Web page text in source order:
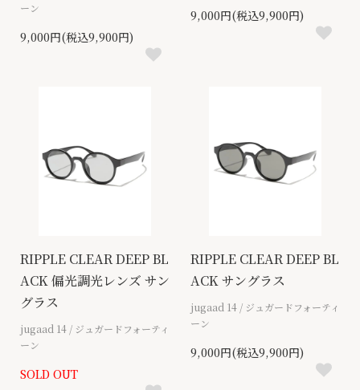
ーン
9,000円(税込9,900円)
9,000円(税込9,900円)
RIPPLE CLEAR DEEP BL
ACK 偏光調光レンズ サン
グラス
jugaad 14 / ジュガードフォーティ
ーン
SOLD OUT
RIPPLE CLEAR DEEP BL
ACK サングラス
jugaad 14 / ジュガードフォーティ
ーン
9,000円(税込9,900円)